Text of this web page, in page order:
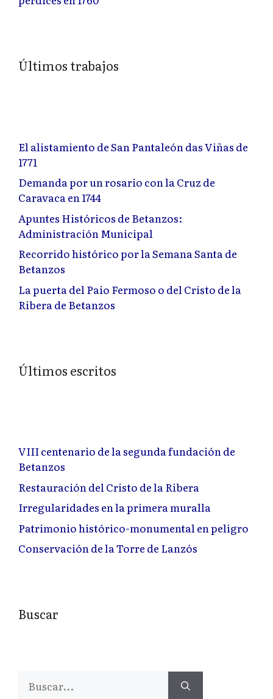
Últimos trabajos
El alistamiento de San Pantaleón das Viñas de
1771
Demanda por un rosario con la Cruz de
Caravaca en 1744
Apuntes Históricos de Betanzos:
Administración Municipal
Recorrido histórico por la Semana Santa de
Betanzos
La puerta del Paio Fermoso o del Cristo de la
Ribera de Betanzos
Últimos escritos
VIII centenario de la segunda fundación de
Betanzos
Restauración del Cristo de la Ribera
Irregularidades en la primera muralla
Patrimonio histórico-monumental en peligro
Conservación de la Torre de Lanzós
Buscar